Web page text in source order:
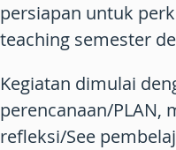
persiapan untuk
teaching semester
Kegiatan dimulai
perencanaan/PLAN,
refleksi/See